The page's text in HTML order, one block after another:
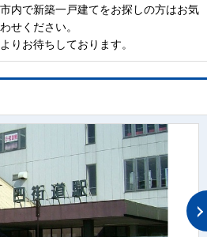
内で新築一戸建てをお探しの方はお気
せください。
りお待ちしております。